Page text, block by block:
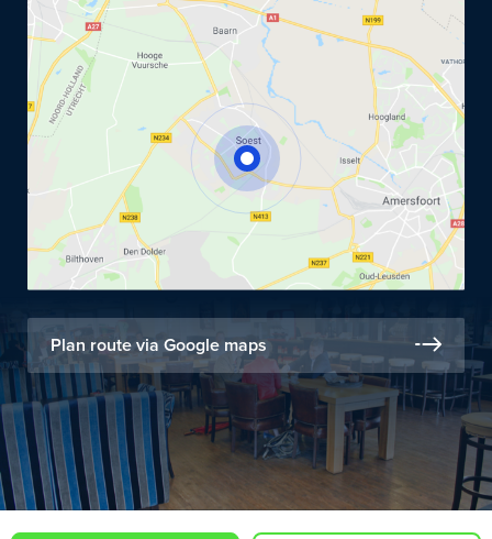
Plan route via Google maps